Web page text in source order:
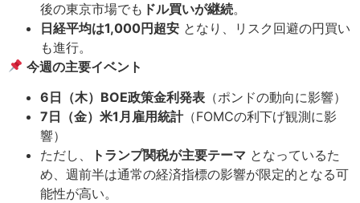
後の東京市場でも ドル買いが継続。
日経平均は1,000円超安 となり、リスク回避の円買い
も進行。
今週の主要イベント
6日（木）BOE政策金利発表 （ポンドの動向に影響）
7日（金）米1月雇用統計（FOMCの利下げ観測に影
響）
ただし、
トランプ関税が主要テーマ となっているた
め、週前半は通常の経済指標の影響が限定的となる可
能性が高い。